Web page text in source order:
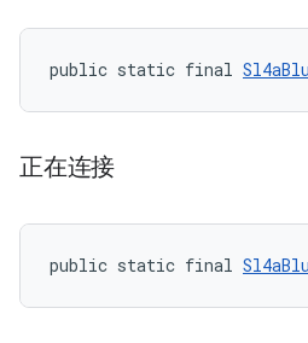
public static final
正在连接
public static final